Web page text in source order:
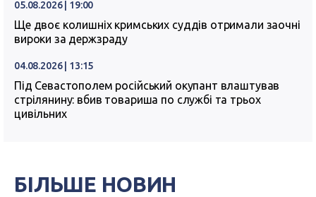
05.08.2026 | 19:00
Ще двоє колишніх кримських суддів отримали заочні
вироки за держзраду
04.08.2026 | 13:15
Під Севастополем російський окупант влаштував
стрілянину: вбив товариша по службі та трьох
цивільних
БІЛЬШЕ НОВИН